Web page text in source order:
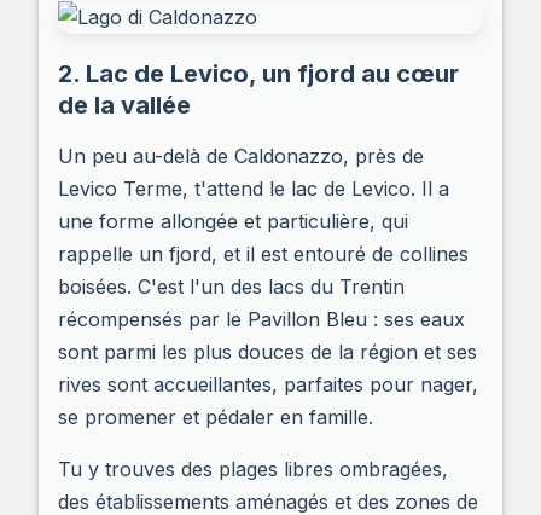
2. Lac de Levico, un fjord au cœur
de la vallée
Un peu au-delà de Caldonazzo, près de
Levico Terme, t'attend le lac de Levico. Il a
une forme allongée et particulière, qui
rappelle un fjord, et il est entouré de collines
boisées. C'est l'un des lacs du Trentin
récompensés par le Pavillon Bleu : ses eaux
sont parmi les plus douces de la région et ses
rives sont accueillantes, parfaites pour nager,
se promener et pédaler en famille.
Tu y trouves des plages libres ombragées,
des établissements aménagés et des zones de